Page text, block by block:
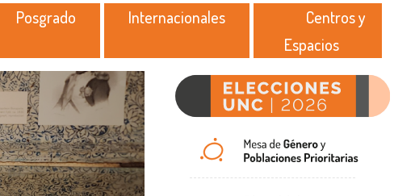
Posgrado Internacionales
Centros y
Espacios